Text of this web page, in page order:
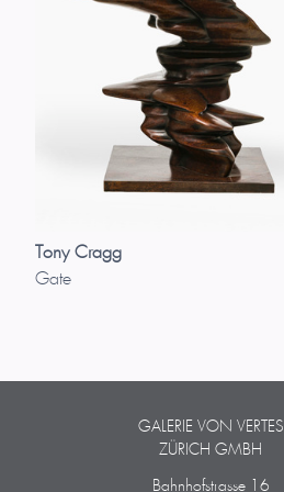
Tony Cragg
Gate
GALERIE VON VERTES
ZÜRICH GMBH
Bahnhofstrasse 16